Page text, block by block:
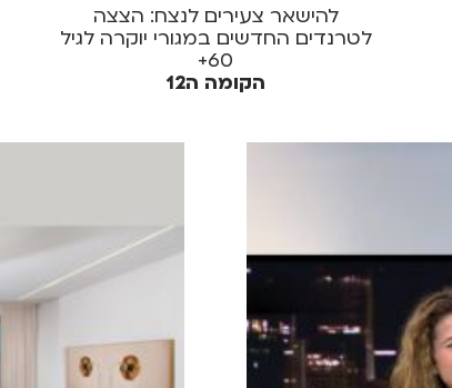
להישאר צעירים לנצח: הצצה
לטרנדים החדשים במגורי יוקרה לגיל
60+
הקומה ה12